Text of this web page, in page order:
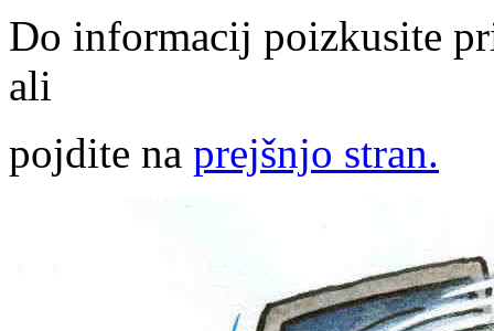
Do informacij poizkusite
ali
pojdite na prejšnjo stran.